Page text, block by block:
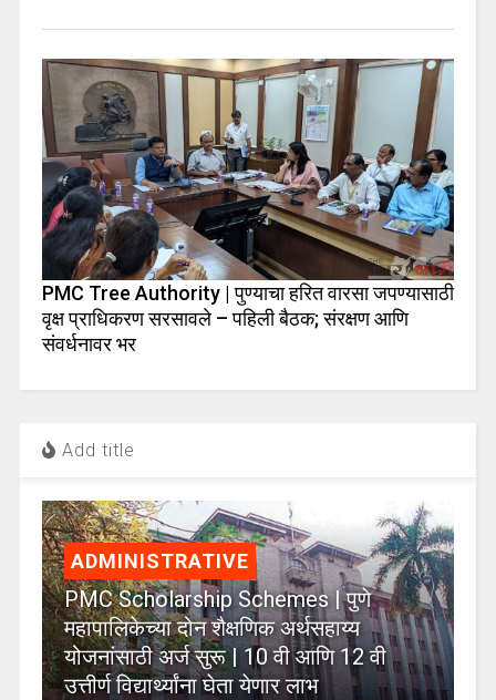
PMC Tree Authority | पुण्याचा हरित वारसा जपण्यासाठी
वृक्ष प्राधिकरण सरसावले – पहिली बैठक; संरक्षण आणि
संवर्धनावर भर
Add title
ADMINISTRATIVE
PMC Scholarship Schemes | पुणे
महापालिकेच्या दोन शैक्षणिक अर्थसहाय्य
योजनांसाठी अर्ज सुरू | 10 वी आणि 12 वी
उत्तीर्ण विद्यार्थ्यांना घेता येणार लाभ